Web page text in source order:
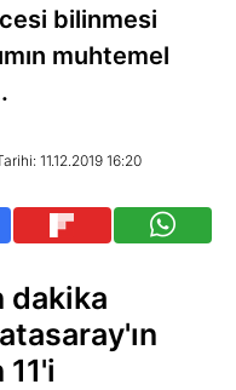
bilinmesi
muhtemel
11.12.2019 16:20
dakika